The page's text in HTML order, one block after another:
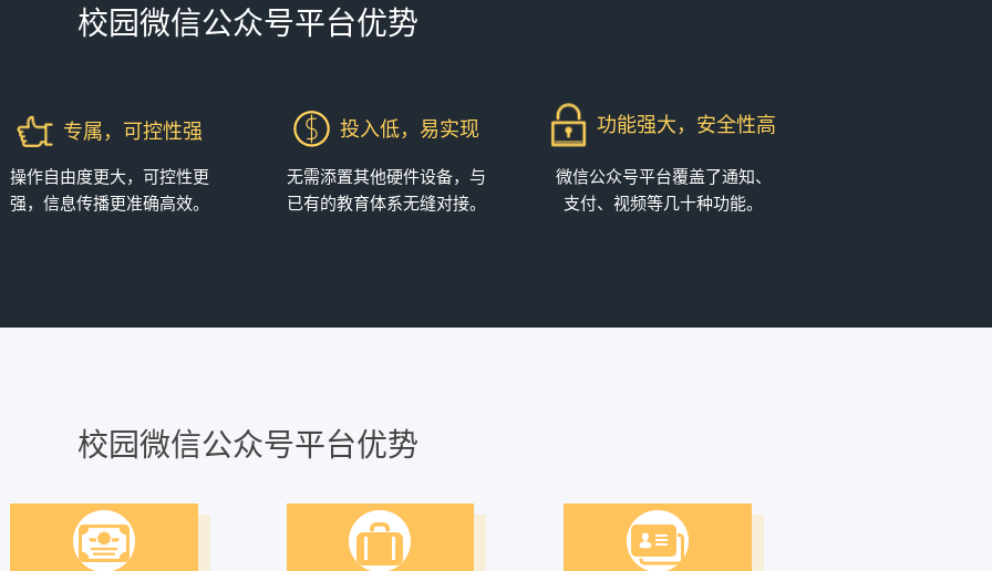
校园微信公众号平台优势
专属，可控性强
操作自由度更大，可控性更
强，信息传播更准确高效。
投入低，易实现
无需添置其他硬件设备，与
已有的教育体系无缝对接。
功能强大，安全性高
微信公众号平台覆盖了通知、
支付、视频等几十种功能。
校园微信公众号平台优势